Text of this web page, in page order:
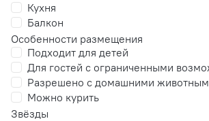
Кухня
Балкон
Особенности размещения
Подходит для детей
Для гостей с ограниченными
Разрешено с домашними
Можно курить
Звёзды